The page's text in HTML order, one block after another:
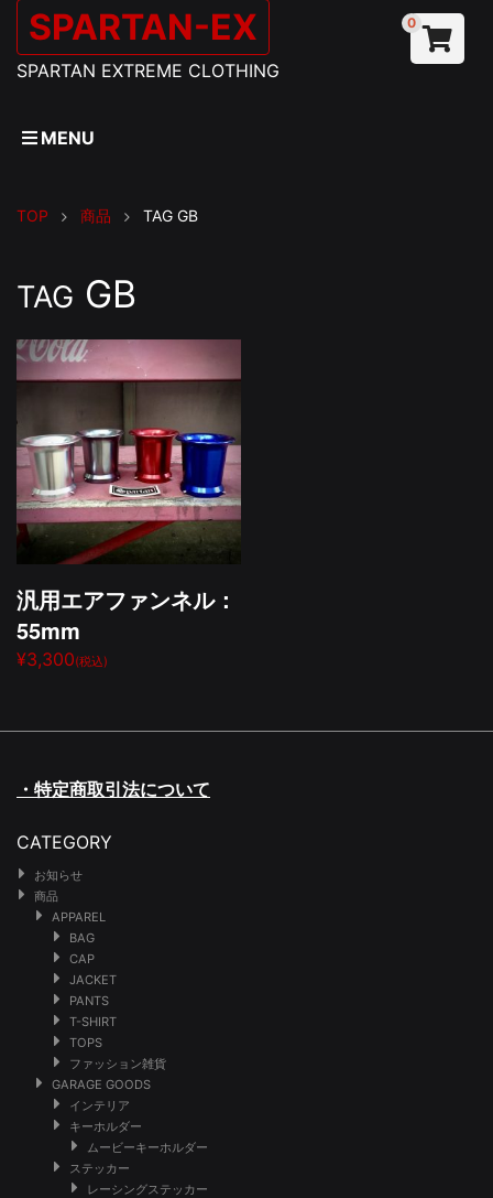
SPARTAN-EX
SPARTAN EXTREME CLOTHING
0
MENU
TOP 商品 TAG GB
TAG GB
汎用エアファンネル：
55mm
¥3,300(税込)
・特定商取引法について
CATEGORY
お知らせ
商品
APPAREL
BAG
CAP
JACKET
PANTS
T-SHIRT
TOPS
ファッション雑貨
GARAGE GOODS
インテリア
キーホルダー
ムービーキーホルダー
ステッカー
レーシングステッカー